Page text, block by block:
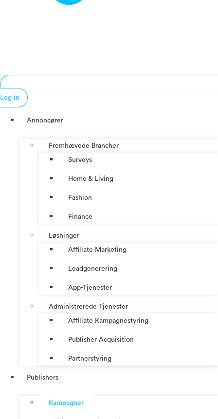
Log in
Annoncører
Fremhævede Brancher
Surveys
Home & Living
Fashion
Finance
Løsninger
Affiliate Marketing
Leadgenerering
App-Tjenester
Administrerede Tjenester
Affiliate Kampagnestyring
Publisher Acquisition
Partnerstyring
Publishers
Kampagner